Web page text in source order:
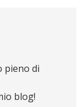
pieno di
blog!